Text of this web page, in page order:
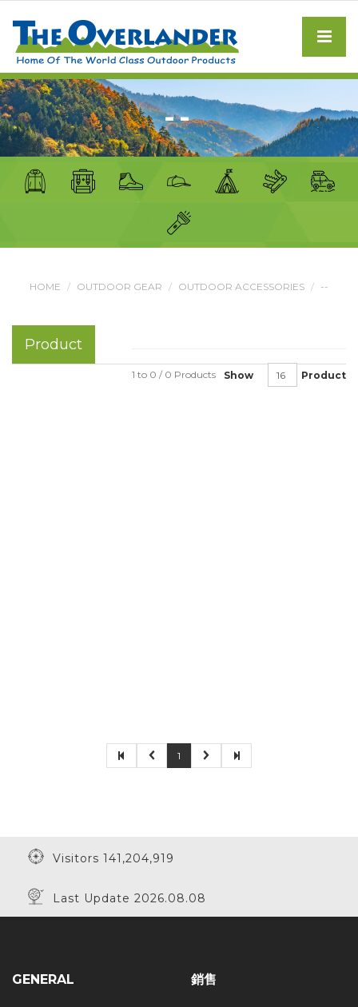
--
HOME OUTDOOR GEAR OUTDOOR ACCESSORIES --
Product
Show Product
1 to 0 / 0 Products
1
Visitors 141,204,919
Last Update 2026.08.08
GENERAL 銷售